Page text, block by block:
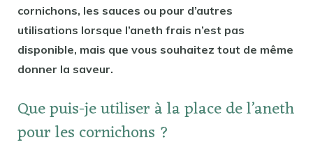
cornichons, les sauces ou pour d’autres
utilisations lorsque l’aneth frais n’est pas
disponible, mais que vous souhaitez tout de même
donner la saveur.
Que puis-je utiliser à la place de l’aneth
pour les cornichons ?